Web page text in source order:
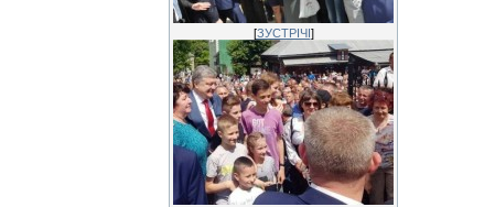
[ЗУСТРІЧІ]